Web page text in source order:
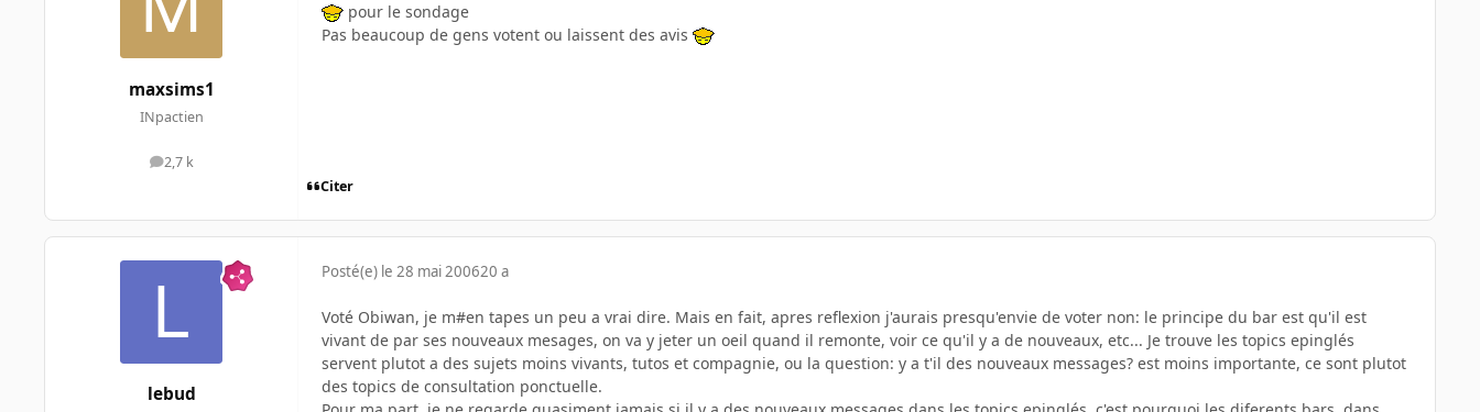
maxsims1
INpactien
2,7 k
messages
pour le sondage
Pas beaucoup de gens votent ou laissent des avis
Citer
lebud
Posté(e) le 28 mai 200620 a
Voté Obiwan, je m#en tapes un peu a vrai dire. Mais en fait, apres reflexion j'aurais presqu'envie de voter non: le principe du bar est qu'il est
vivant de par ses nouveaux mesages, on va y jeter un oeil quand il remonte, voir ce qu'il y a de nouveaux, etc... Je trouve les topics epinglés
servent plutot a des sujets moins vivants, tutos et compagnie, ou la question: y a t'il des nouveaux messages? est moins importante, ce sont plutot
des topics de consultation ponctuelle.